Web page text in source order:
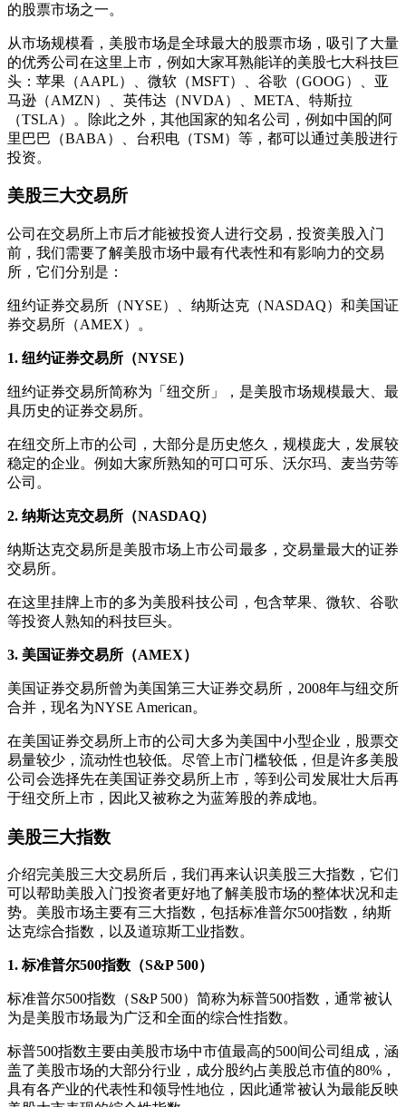
的股票市场之一。
从市场规模看，美股市场是全球最大的股票市场，吸引了大量
的优秀公司在这里上市，例如大家耳熟能详的美股七大科技巨
头：苹果（AAPL）、微软（MSFT）、谷歌（GOOG）、亚
马逊（AMZN）、英伟达（NVDA）、META、特斯拉
（TSLA）。除此之外，其他国家的知名公司，例如中国的阿
里巴巴（BABA）、台积电（TSM）等，都可以通过美股进行
投资。
美股三大交易所
公司在交易所上市后才能被投资人进行交易，投资美股入门
前，我们需要了解美股市场中最有代表性和有影响力的交易
所，它们分别是：
纽约证券交易所（NYSE）、纳斯达克（NASDAQ）和美国证
券交易所（AMEX）。
1. 纽约证券交易所（NYSE）
纽约证券交易所简称为「纽交所」，是美股市场规模最大、最
具历史的证券交易所。
在纽交所上市的公司，大部分是历史悠久，规模庞大，发展较
稳定的企业。例如大家所熟知的可口可乐、沃尔玛、麦当劳等
公司。
2. 纳斯达克交易所（NASDAQ）
纳斯达克交易所是美股市场上市公司最多，交易量最大的证券
交易所。
在这里挂牌上市的多为美股科技公司，包含苹果、微软、谷歌
等投资人熟知的科技巨头。
3. 美国证券交易所（AMEX）
美国证券交易所曾为美国第三大证券交易所，2008年与纽交所
合并，现名为NYSE American。
在美国证券交易所上市的公司大多为美国中小型企业，股票交
易量较少，流动性也较低。尽管上市门槛较低，但是许多美股
公司会选择先在美国证券交易所上市，等到公司发展壮大后再
于纽交所上市，因此又被称之为蓝筹股的养成地。
美股三大指数
介绍完美股三大交易所后，我们再来认识美股三大指数，它们
可以帮助美股入门投资者更好地了解美股市场的整体状况和走
势。美股市场主要有三大指数，包括标准普尔500指数，纳斯
达克综合指数，以及道琼斯工业指数。
1. 标准普尔500指数（S&P 500）
标准普尔500指数（S&P 500）简称为标普500指数，通常被认
为是美股市场最为广泛和全面的综合性指数。
标普500指数主要由美股市场中市值最高的500间公司组成，涵
盖了美股市场的大部分行业，成分股约占美股总市值的80%，
具有各产业的代表性和领导性地位，因此通常被认为最能反映